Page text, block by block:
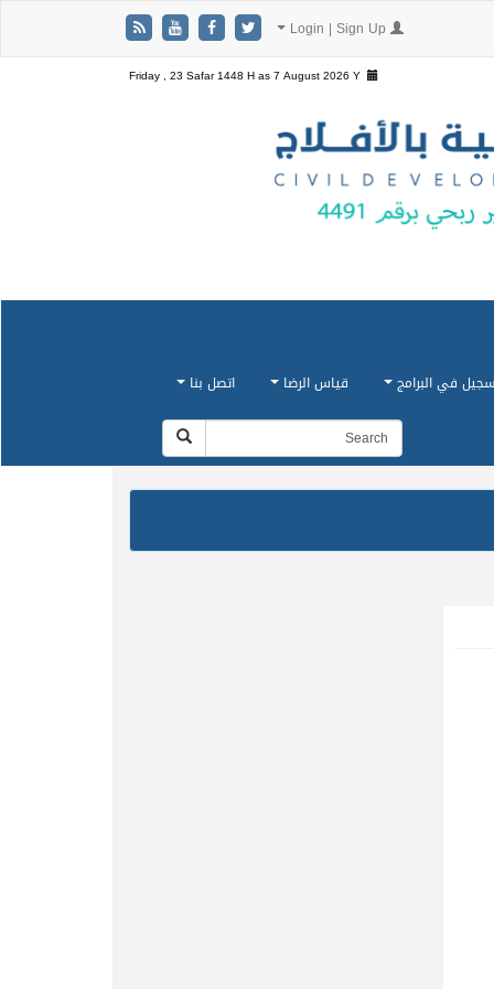
Friday , 23 Safar 1448 H as7 August 2026 Y
في البرامج قياس الرضا اتصل بنا